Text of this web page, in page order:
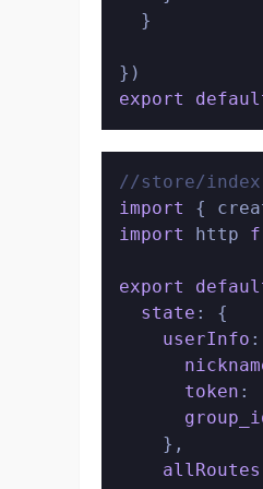
export
//store/
import
{
import
http
export
state : {
userInfo
token :
allRoutes